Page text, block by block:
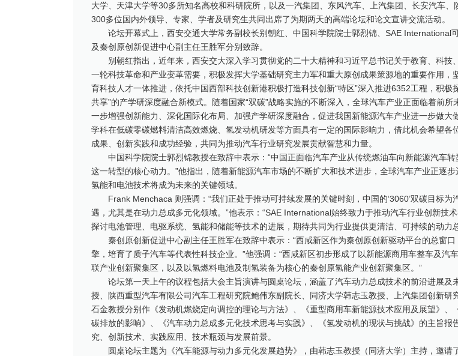
大学、天津大学等30多所知名高校和科研院所，以及一汽集团、东风汽车、上汽集团、长安汽车
300多位国内外领导、专家、学者及研究生共同出席了为期两天的高端论坛和论文宣讲交流活动。
论坛开幕式上，西安交通大学常务副校长别朝红、中国科学院院士郭烈锦、SAE International
及秦创原创新促进中心副主任王胜军分别致辞。
别朝红指出，近年来，西安交大深入学习贯彻党的二十大精神和习近平总书记关于教育、科技
一轮科技革命和产业变革需要，积极发挥大学基础研究主力军和重大原创成果策源地的重要作用，
育科技人才一体推进，依托中国西部科技创新港积极打造科技创新“特区”深入推进6352工程，积极
共享”的产学研深度融合新模式。随着国家“双碳”战略实施的不断深入，全球汽车产业正面临着前
一步增强创新能力、深化国际化布局、加强产学研深度融合，促进我国新能源汽车产业进一步做大
学科在低碳零碳燃料清洁高效燃烧、氢发动机研发等方面具有一定的国际影响力，借此机会希望各
成果、创新实践和成功经验，共同为推动汽车行业研究发展贡献智慧和力量。
中国科学院院士郭烈锦教授在致辞中表示：“中国正面临汽车产业从传统燃油车向新能源汽车
这一转型的核心动力。”他指出，随着新能源汽车市场的不断扩大和技术进步，全球汽车产业正逐步
氢能和电池技术将成为未来的关键领域。
Frank Menchaca 则强调：“我们正处于推动可持续发展的关键时刻，中国的‘3060’双碳目标
遇，尤其是在动力总成多元化领域。”他表示：“SAE International始终致力于推动汽车行业创新技
探讨电池管理、电驱系统、氢能和储能等技术的进展，期待共同为行业提供更清洁、可持续的动力
秦创原创新促进中心副主任王胜军在致辞中表示：“西咸新区作为秦创原创新驱动平台的总窗口
擎，培育了质子汽车等代表性科技企业。”他强调：“西咸新区初步形成了以新能源商用车整车及汽
联产业创新聚集区，以及以氢燃料电池及制氢装备为核心的秦创原氢能产业创新聚集区。”
论坛第一天上午的议程包括大会主旨演讲与圆桌论坛，涵盖了汽车动力总成技术的前沿进展及
授、陕西重型汽车有限公司汽车工程研究院鲍伟东副院长、同济大学韩志玉教授、上汽集团创新研
石金教授分别作《发动机燃烧定向调控的理论与方法》、《重型商用车新能源技术应用及展望》、
碳排放的影响》、《汽车动力总成多元化技术思考与实践》、《氢发动机的现状与挑战》的主旨报
究、创新技术、实践应用、技术瓶颈与发展前景。
圆桌论坛主题为《汽车能源与动力多元化发展趋势》，由韩志玉教授（同济大学）主持，邀请